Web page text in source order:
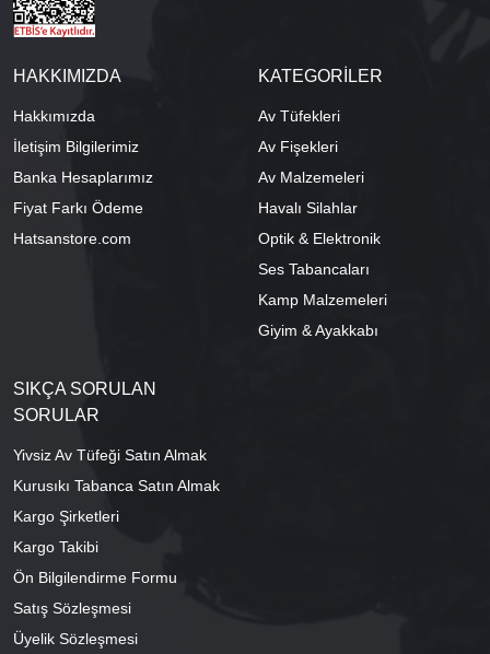
HAKKIMIZDA
Hakkımızda
İletişim Bilgilerimiz
Banka Hesaplarımız
Fiyat Farkı Ödeme
Hatsanstore.com
KATEGORİLER
Av Tüfekleri
Av Fişekleri
Av Malzemeleri
Havalı Silahlar
Optik & Elektronik
Ses Tabancaları
Kamp Malzemeleri
Giyim & Ayakkabı
SIKÇA SORULAN
SORULAR
Yivsiz Av Tüfeği Satın Almak
Kurusıkı Tabanca Satın Almak
Kargo Şirketleri
Kargo Takibi
Ön Bilgilendirme Formu
Satış Sözleşmesi
Üyelik Sözleşmesi